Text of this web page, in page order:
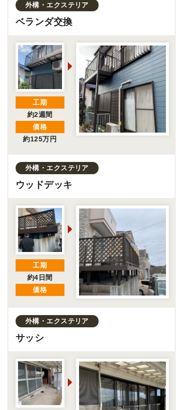
外構・エクステリア
ベランダ交換
工期
約2週間
価格
約125万円
外構・エクステリア
ウッドデッキ
工期
約4日間
価格
外構・エクステリア
サッシ